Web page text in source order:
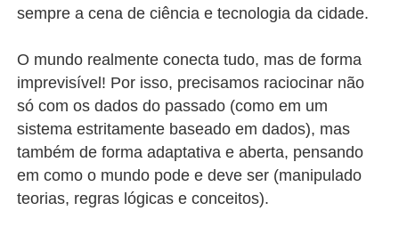
sempre a cena de ciência e tecnologia da cidade.
O mundo realmente conecta tudo, mas de forma
imprevisível! Por isso, precisamos raciocinar não
só com os dados do passado (como em um
sistema estritamente baseado em dados), mas
também de forma adaptativa e aberta, pensando
em como o mundo pode e deve ser (manipulado
teorias, regras lógicas e conceitos).